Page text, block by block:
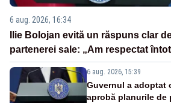
6 aug. 2026, 16:34
Ilie Bolojan evită un răspuns clar
partenerei sale: „Am respectat
6 aug. 2026, 15:39
Guvernul a adoptat
aprobă planurile de